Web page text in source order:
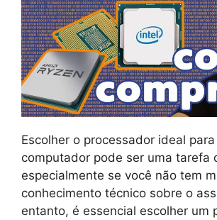
Escolher o processador ideal
computador pode ser uma tarefa
especialmente se você não tem
conhecimento técnico sobre o
entanto, é essencial escolher um